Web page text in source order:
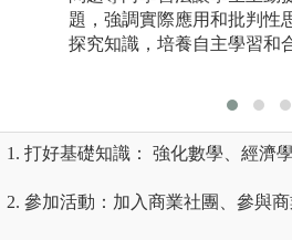
題，強調實際應用和批判性
探究知識，培養自主學習和
1. 打好基礎知識： 強化數學、經濟
2. 參加活動：加入商業社團、參與